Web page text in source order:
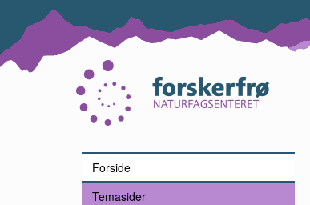
forsiden
Forside
Temasider